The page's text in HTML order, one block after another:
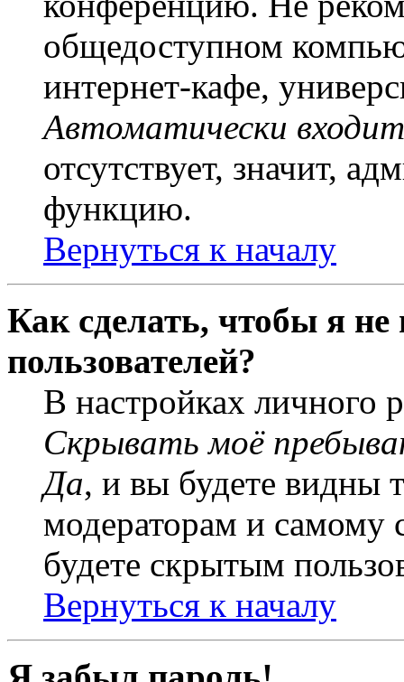
общедоступном
интернет-кафе,
Автоматически
отсутствует, значит,
функцию.
Вернуться к началу
Как сделать, чтобы я
пользователей?
В настройках личного
Скрывать моё
Да, и вы будете видны
модераторам и самому
будете скрытым
Вернуться к началу